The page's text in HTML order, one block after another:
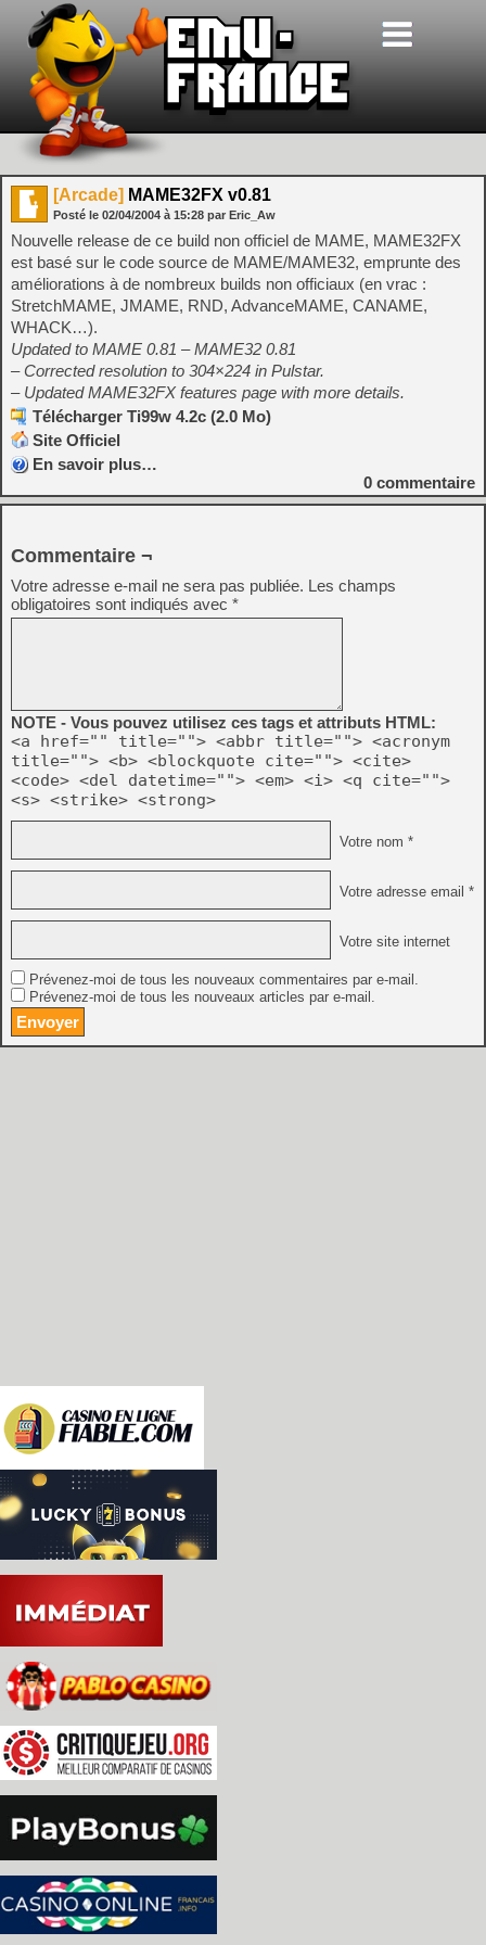
[Arcade] MAME32FX v0.81
Posté le 02/04/2004 à 15:28 par Eric_Aw
Nouvelle release de ce build non officiel de MAME, MAME32FX
est basé sur le code source de MAME/MAME32, emprunte des
améliorations à de nombreux builds non officiaux (en vrac :
StretchMAME, JMAME, RND, AdvanceMAME, CANAME,
WHACK…).
Updated to MAME 0.81 – MAME32 0.81
– Corrected resolution to 304×224 in Pulstar.
– Updated MAME32FX features page with more details.
Télécharger Ti99w 4.2c (2.0 Mo)
Site Officiel
En savoir plus…
0 commentaire
Commentaire ¬
Votre adresse e-mail ne sera pas publiée. Les champs
obligatoires sont indiqués avec *
NOTE - Vous pouvez utilisez ces tags et attributs HTML:
<a href="" title=""> <abbr title=""> <acronym
title=""> <b> <blockquote cite=""> <cite>
<code> <del datetime=""> <em> <i> <q cite="">
<s> <strike> <strong>
Votre nom *
Votre adresse email *
Votre site internet
Prévenez-moi de tous les nouveaux commentaires par e-mail.
Prévenez-moi de tous les nouveaux articles par e-mail.